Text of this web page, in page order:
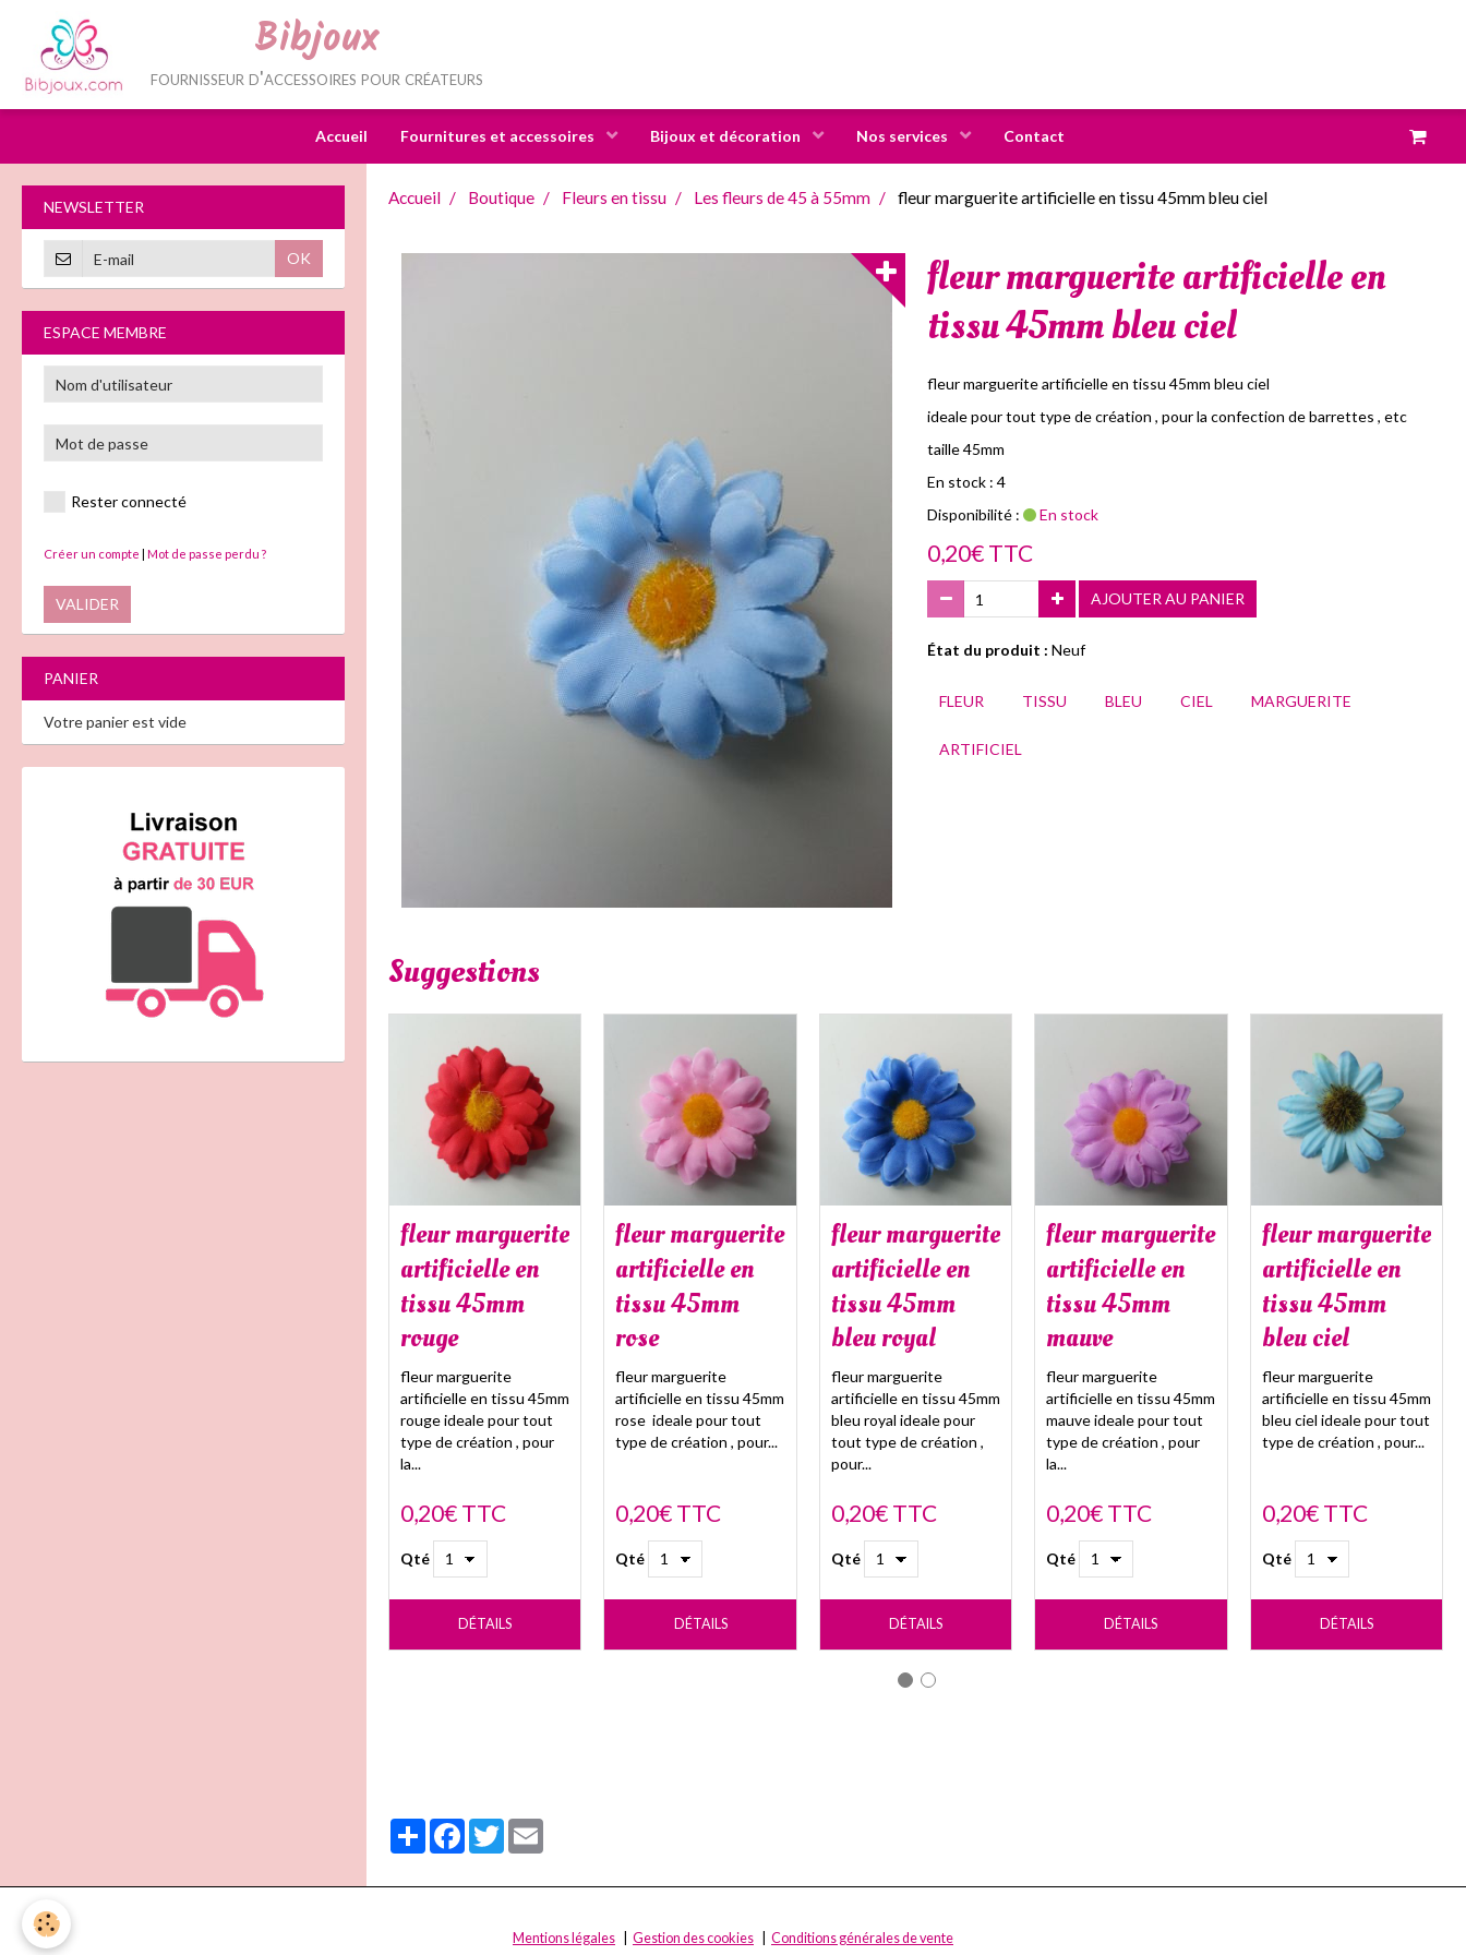
Bibjoux
fournisseur d'accessoires pour créateurs
Accueil Fournitures et accessoires Bijoux et décoration Nos services Contact
Accueil Boutique Fleurs en tissu Les fleurs de 45 à 55mm fleur marguerite artificielle en tissu 45mm bleu ciel
fleur marguerite artificielle en
tissu 45mm bleu ciel
fleur marguerite artificielle en tissu 45mm bleu ciel
ideale pour tout type de création , pour la confection de barrettes , etc
taille 45mm
En stock : 4
Disponibilité :
En stock
0,20€ TTC
AJOUTER AU PANIER
État du produit : Neuf
FLEUR TISSU BLEU CIEL MARGUERITE
ARTIFICIEL
Suggestions
fleur marguerite
artificielle en
tissu 45mm
rouge
fleur marguerite
artificielle en tissu 45mm
rouge ideale pour tout
type de création , pour
la...
0,20€ TTC
Qté
DÉTAILS
fleur marguerite
artificielle en
tissu 45mm
rose
fleur marguerite
artificielle en tissu 45mm
rose ideale pour tout
type de création , pour...
0,20€ TTC
Qté
DÉTAILS
fleur marguerite
artificielle en
tissu 45mm
bleu royal
fleur marguerite
artificielle en tissu 45mm
bleu royal ideale pour
tout type de création ,
pour...
0,20€ TTC
Qté
DÉTAILS
fleur marguerite
artificielle en
tissu 45mm
mauve
fleur marguerite
artificielle en tissu 45mm
mauve ideale pour tout
type de création , pour
la...
0,20€ TTC
Qté
DÉTAILS
fleur marguerite
artificielle en
tissu 45mm
bleu ciel
fleur marguerite
artificielle en tissu 45mm
bleu ciel ideale pour tout
type de création , pour...
0,20€ TTC
Qté
DÉTAILS
PartagerFacebook
Twitter
NEWSLETTER
OK
ESPACE MEMBRE
Rester connecté
Créer un compte | Mot de passe perdu ?
VALIDER
PANIER
Votre panier est vide
Mentions légales Gestion des cookies Conditions générales de vente